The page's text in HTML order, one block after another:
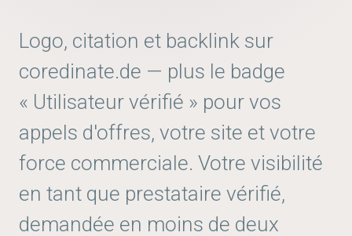
Logo, citation et backlink sur
coredinate.de — plus le badge
« Utilisateur vérifié » pour vos
appels d'offres, votre site et votre
force commerciale. Votre visibilité
en tant que prestataire vérifié,
demandée en moins de deux